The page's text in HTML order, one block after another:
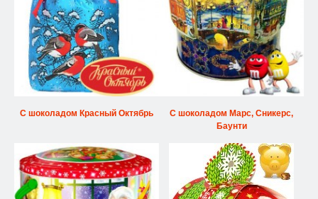
С шоколадом Красный Октябрь
С шоколадом Марс, Сникерс,
Баунти